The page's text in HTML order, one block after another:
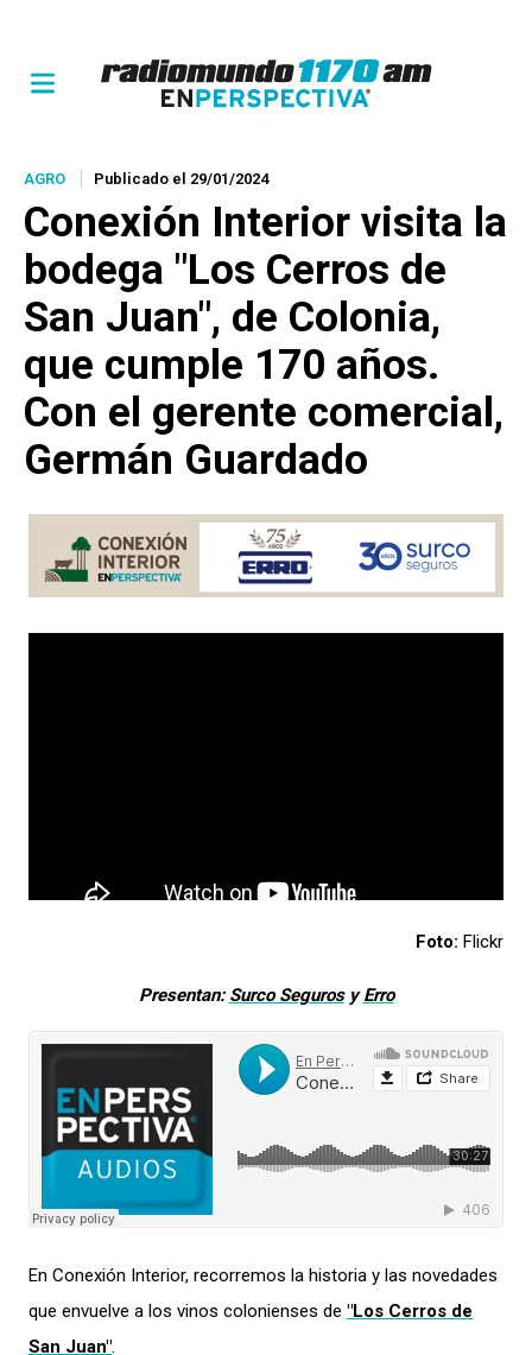
AGRO Publicado el 29/01/2024
Conexión Interior visita la
bodega "Los Cerros de
San Juan", de Colonia,
que cumple 170 años.
Con el gerente comercial,
Germán Guardado
Foto: Flickr
Presentan: Surco SegurosyErro
En Conexión Interior, recorremos la historia y las novedades
que envuelve a los vinos colonienses de "Los Cerros de
San Juan".